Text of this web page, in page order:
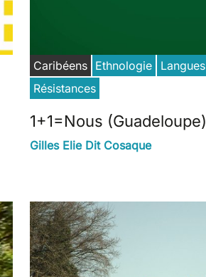
Caribéens Ethnologie Langues
Résistances
1+1=Nous (Guadeloupe)
Gilles Elie Dit Cosaque